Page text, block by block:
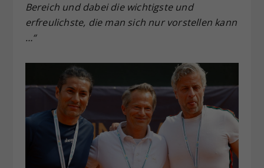
Bereich und dabei die wichtigste und
erfreulichste, die man sich nur vorstellen kann
…“